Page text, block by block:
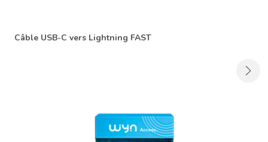
Câble USB-C vers Lightning FAST